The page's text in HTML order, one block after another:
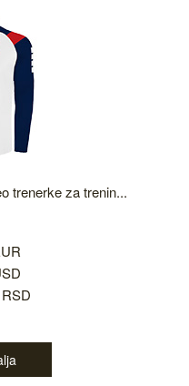
trenerke za trenin...
RSD